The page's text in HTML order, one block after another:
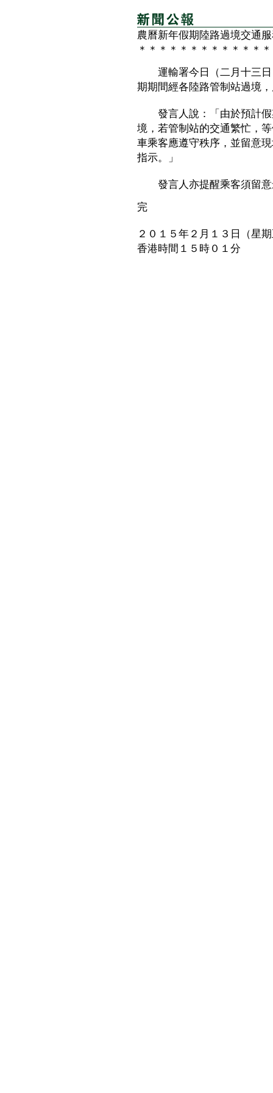
農曆新年假期陸路過境交通
＊＊＊＊＊＊＊＊＊＊＊＊
運輸署今日（二月十三日
期期間經各陸路管制站過境
發言人說：「由於預計假
境，若管制站的交通繁忙，
車乘客應遵守秩序，並留意
指示。」
發言人亦提醒乘客須留意
完
２０１５年２月１３日（星
香港時間１５時０１分